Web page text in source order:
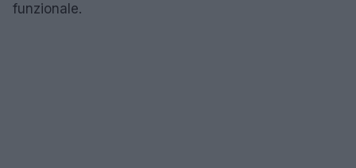
funzionale.